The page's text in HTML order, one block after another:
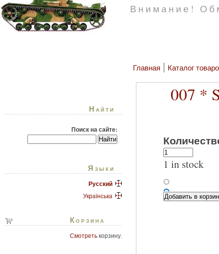
Внимание!
Главная Каталог
007 *
1 in stock
Найти
Поиск на сайте:
Языки
Русский
Українська
Корзина
Смотретькорзину.